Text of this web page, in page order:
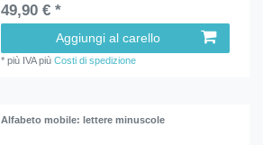
49,90 € *
Aggiungi al carello
*più IVApiùCosti di spedizione
Alfabeto mobile: lettere minuscole